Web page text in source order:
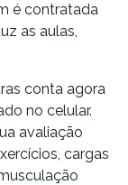
é contratada
as aulas,
conta agora
no celular.
avaliação
cargas